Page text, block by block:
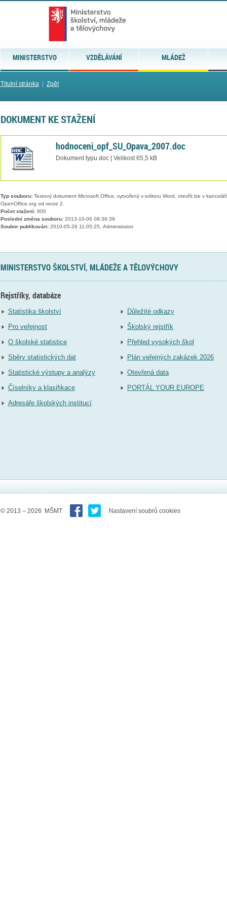
MINISTERSTVO VZDĚLÁVÁNÍ MLÁDEŽ
Titulní stránka| Zpět
DOKUMENT KE STAŽENÍ
hodnoceni_opf_SU_Opava_2007.doc
Dokument typu doc | Velikost 65,5 kB
Typ souboru:Textový dokument Microsoft Office, vytvořený v editoru Word, otevřít lze v
OpenOffice.org od verze 2.
Počet stažení:800
Poslední změna souboru:2013-10-06 08:36:39
Soubor publikován:2010-05-26 11:05:25, Administrator
MINISTERSTVO ŠKOLSTVÍ, MLÁDEŽE A TĚLOVÝCHOVY
Rejstříky, databáze
Statistika školství
Pro veřejnost
O školské statistice
Sběry statistických dat
Statistické výstupy a analýzy
Číselníky a klasifikace
Adresáře školských institucí
Důležité odkazy
Školský rejstřík
Přehled vysokých škol
Plán veřejných zakázek 2026
Otevřená data
PORTÁL YOUR EUROPE
© 2013 – 2026 MŠMT Nastavení soubrů cookies